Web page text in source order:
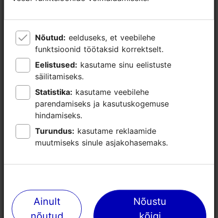
Green key
Lähedalasuvad kohad
Nõutud:
funktsioonid töötaksid korrektselt.
Eelistused:
säilitamiseks.
Statistika:
parendamiseks ja kasutuskogemuse
hindamiseks.
Turundus:
muutmiseks sinule asjakohasemaks.
Ainult
Nõustu
Nõutud:
funktsioonid töötaksid korrektselt.
Eelistused:
säilitamiseks.
Statistika:
parendamiseks ja kasutuskogemuse
hindamiseks.
Turundus:
muutmiseks sinule asjakohasemaks.
Ainult
Nõustu